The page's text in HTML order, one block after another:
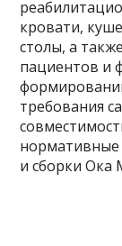
кровати,
столы, а
пациентов и
требования
нормативные
и сборки Ока